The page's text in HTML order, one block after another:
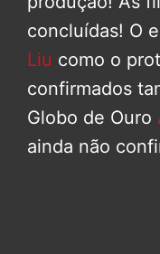
concluídas! O
Liu como o
confirmados
Globo de Ouro
ainda não